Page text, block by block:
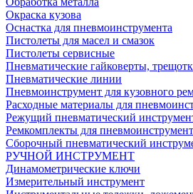
Окраска кузова
Оснастка для пневмоинструмента
Пистолеты для масел и смазок
Пистолеты сервисные
Пневматические гайковерты,
Пневматические линии
Пневмоинструмент для кузовного
Расходные материалы для
Режущий пневматический
Ремкомплекты для
Сборочный пневматический
РУЧНОЙ ИНСТРУМЕНТ
Динамометрические ключи
Измерительный инструмент